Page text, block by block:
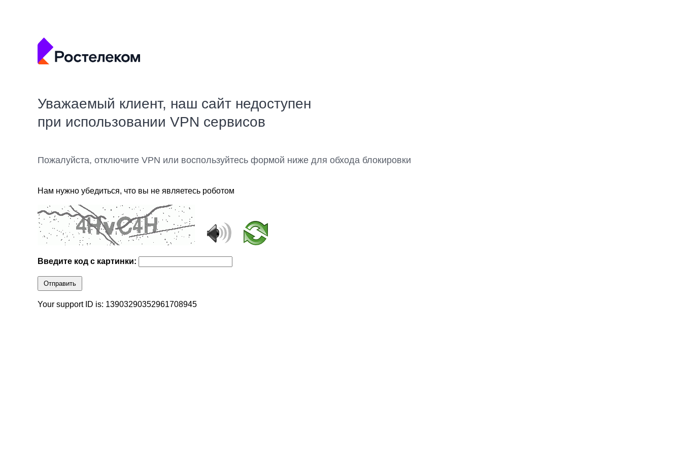
Уважаемый клиент, наш сайт недоступен
при использовании VPN сервисов
Пожалуйста, отключите VPN или воспользуйтесь формой ниже для обхода блокировки
Нам нужно убедиться, что вы не являетесь роботом
Введите код с картинки:
Отправить
Your support ID is: 13903290352961708945